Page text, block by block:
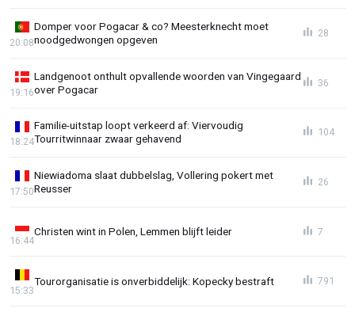
Domper voor Pogacar & co? Meesterknecht moet
noodgedwongen opgeven
20:08
28
Landgenoot onthult opvallende woorden van Vingegaard
over Pogacar
19:16
36
Familie-uitstap loopt verkeerd af: Viervoudig
Tourritwinnaar zwaar gehavend
18:24
104
Niewiadoma slaat dubbelslag, Vollering pokert met
Reusser
17:50
26
Christen wint in Polen, Lemmen blijft leider
16:44
7
Tourorganisatie is onverbiddelijk: Kopecky bestraft
15:33
791